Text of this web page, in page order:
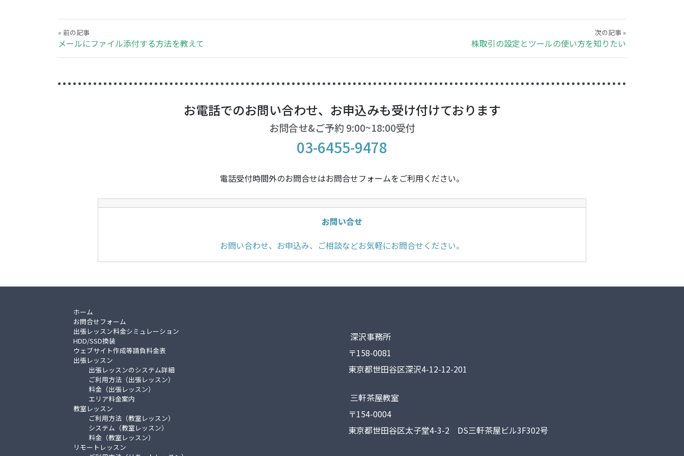
« 前の記事
メールにファイル添付する方法を教えて
次の記事 »
株取引の設定とツールの使い方を知りたい
お電話でのお問い合わせ、お申込みも受け付けております
お問合せ&ご予約 9:00~18:00受付
03-6455-9478
電話受付時間外のお問合せはお問合せフォームをご利用ください。
お問い合せ
お問い合わせ、お申込み、ご相談などお気軽にお問合せください。
ホーム
お問合せフォーム
出張レッスン料金シミュレーション
HDD/SSD換装
ウェブサイト作成等請負料金表
出張レッスン
出張レッスンのシステム詳細
ご利用方法（出張レッスン）
料金（出張レッスン）
エリア料金案内
教室レッスン
ご利用方法（教室レッスン）
システム（教室レッスン）
料金（教室レッスン）
リモートレッスン
深沢事務所
〒158-0081
東京都世田谷区深沢4-12-12-201
三軒茶屋教室
〒154-0004
東京都世田谷区太子堂4-3-2 DS三軒茶屋ビル3F302号